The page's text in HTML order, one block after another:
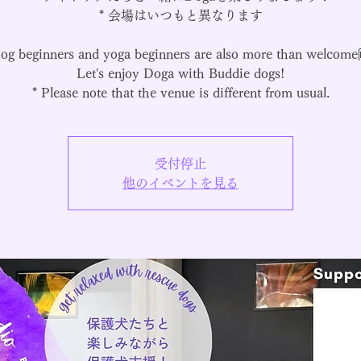
* 会場はいつもと異なります
beginners and yoga beginners are also more than
Let's enjoy Doga with Buddie dogs!
* Please note that the venue is different from usual.
受付停止
他のイベントを見る